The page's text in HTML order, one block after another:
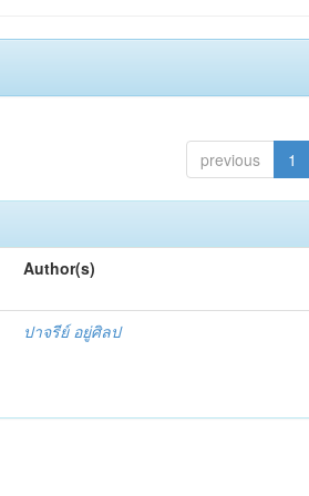
previous 1
Author(s)
ปาจรีย์ อยู่ศิลป